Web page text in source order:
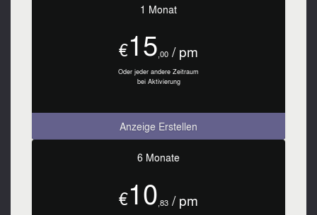
1 Monat
€15 ,00 / pm
Oder jeder andere Zeitraum
bei Aktivierung
Anzeige Erstellen
6 Monate
€10 ,83 / pm